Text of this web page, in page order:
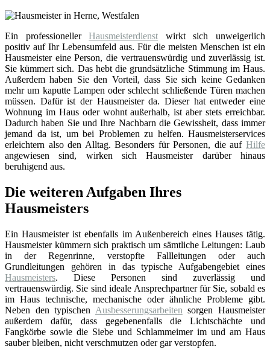
Ein professionellerHausmeisterdienst wirkt sich unweigerlich
positiv auf Ihr Lebensumfeld aus. Für die meisten Menschen ist ein
Hausmeister eine Person, die vertrauenswürdig und zuverlässig ist.
Sie kümmert sich. Das hebt die grundsätzliche Stimmung im Haus.
Außerdem haben Sie den Vorteil, dass Sie sich keine Gedanken
mehr um kaputte Lampen oder schlecht schließende Türen machen
müssen. Dafür ist der Hausmeister da. Dieser hat entweder eine
Wohnung im Haus oder wohnt außerhalb, ist aber stets erreichbar.
Dadurch haben Sie und Ihre Nachbarn die Gewissheit, dass immer
jemand da ist, um bei Problemen zu helfen. Hausmeisterservices
erleichtern also den Alltag. Besonders für Personen, die auf Hilfe
angewiesen sind, wirken sich Hausmeister darüber hinaus
beruhigend aus.
Die weiteren Aufgaben Ihres
Hausmeisters
Ein Hausmeister ist ebenfalls im Außenbereich eines Hauses tätig.
Hausmeister kümmern sich praktisch um sämtliche Leitungen: Laub
in der Regenrinne, verstopfte Fallleitungen oder auch
Grundleitungen gehören in das typische Aufgabengebiet eines
Hausmeisters. Diese Personen sind zuverlässig und
vertrauenswürdig. Sie sind ideale Ansprechpartner für Sie, sobald es
im Haus technische, mechanische oder ähnliche Probleme gibt.
Neben den typischen Ausbesserungsarbeiten sorgen Hausmeister
außerdem dafür, dass gegebenenfalls die Lichtschächte und
Fangkörbe sowie die Siebe und Schlammeimer im und am Haus
sauber bleiben, nicht verschmutzen oder gar verstopfen.